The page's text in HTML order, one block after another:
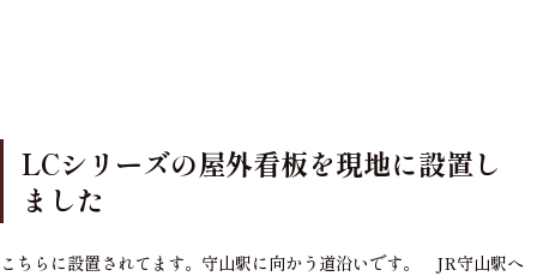
LCシリーズの屋外看板を現地に設置し
ました
こちらに設置されてます。守山駅に向かう道沿いです。 JR守山駅へ